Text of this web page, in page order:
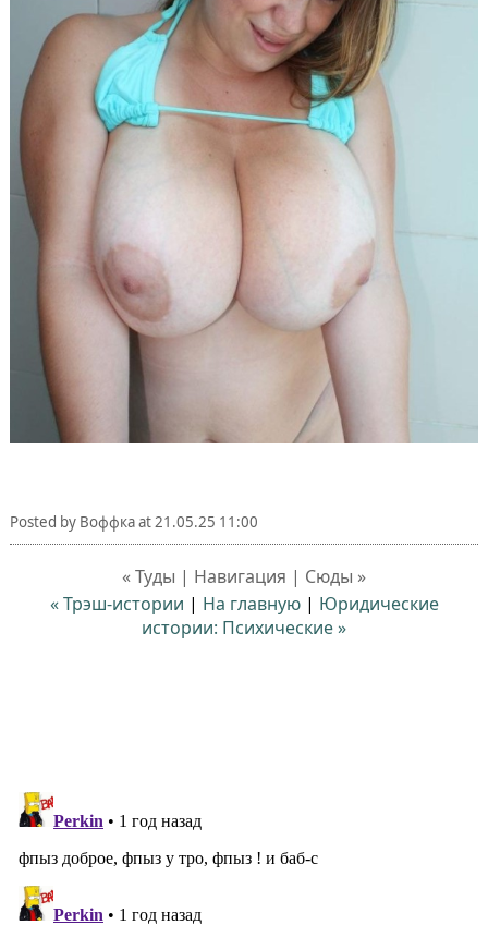
Posted by Воффкаat21.05.25 11:00
« Туды | Навигация | Сюды »
« Трэш-истории | На главную| Юридические
истории: Психические »